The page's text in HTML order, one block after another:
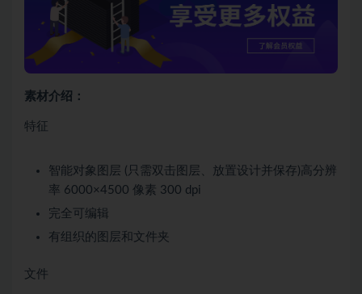
素材介绍：
特征
智能对象图层 (只需双击图层、放置设计并保存)高分辨
率 6000×4500 像素 300 dpi
完全可编辑
有组织的图层和文件夹
文件